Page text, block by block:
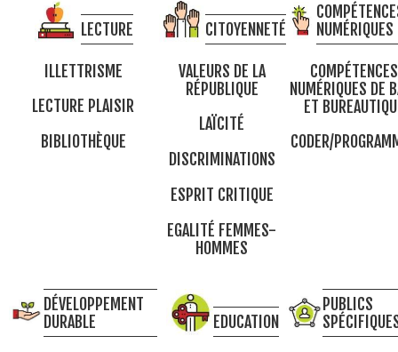
LECTURE
ILLETTRISME
LECTURE PLAISIR
BIBLIOTHÈQUE
CITOYENNETÉ
VALEURS DE LA
RÉPUBLIQUE
LAÏCITÉ
DISCRIMINATIONS
ESPRIT CRITIQUE
EGALITÉ FEMMES-
HOMMES
NUMÉRIQUES
COMPÉTENCES
NUMÉRIQUES DE
ET
CODER/
DÉVELOPPEMENT
DURABLE
EDUCATION
PUBLICS